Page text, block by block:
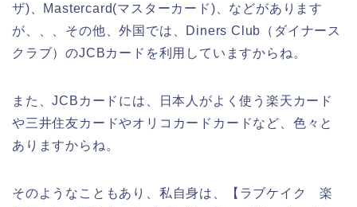
ザ)、Mastercard(マスターカード)、などがあります
が、、、その他、外国では、Diners Club（ダイナース
クラブ）のJCBカードを利用していますからね。
また、JCBカードには、日本人がよく使う楽天カード
や三井住友カードやオリコカードカードなど、色々と
ありますからね。
そのようなこともあり、私自身は、【ラブケイク 楽